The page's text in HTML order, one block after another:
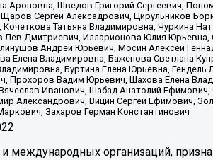
Шведов Григорий Сергеевич,
Сергей Алексадрович, Цирульников
Татьяна Владимировна, Чуркина
Дмитриевич, Илларионова Юлия Юрьевна,
Андрей Юрьевич, Мосин Алексей
Елена Владимировна, Баженова Светлана
Буртина Елена Юрьевна,
Вадим Юрьевич, Шахова Елена
Иванович, Шабад Анатолий
Александрович, Вицин Сергей Ефимович,
Захаров Герман Константинович
организаций,